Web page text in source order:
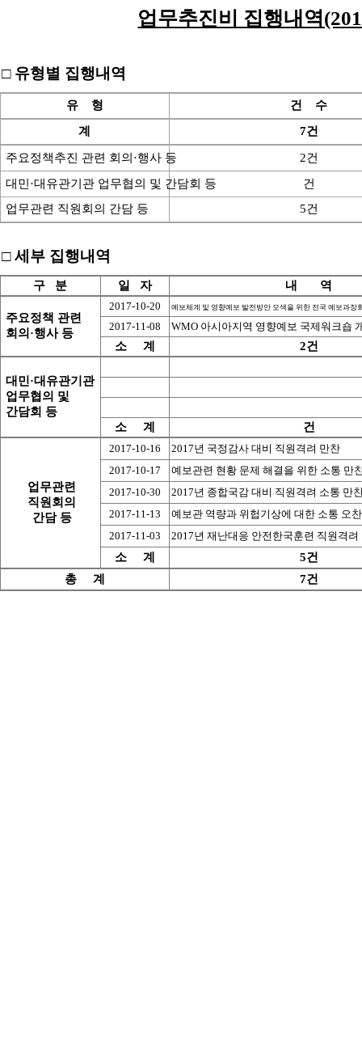
업무추진비 집행내역
□ 유형별 집행내역
유    형
건    수
계
7건
주요정책추진 관련 회의·행사 등
2건
대민·대유관기관 업무협의 및 간담회 등
건
업무관련 직원회의 간담 등
5건
□ 세부 집행내역
구   분 일   자 내       역
주요정책 관련
회의·행사 등
2017-10-20 예보체계 및 영향예보 발전방안 모색을 위한 전국 예보과장
2017-11-08 WMO 아시아지역 영향예보 국제워크숍
소     계 2건
대민·대유관기관
업무협의 및
간담회 등
소     계
건
업무관련
직원회의
간담 등
2017-10-16
2017년 국정감사 대비 직원격려 만찬
2017-10-17
예보관련 현황 문제 해결을 위한 소통 만
2017-10-30
2017년 종합국감 대비 직원격려 소통 만
2017-11-13
예보관 역량과 위헙기상에 대한 소통 오찬
2017-11-03
2017년 재난대응 안전한국훈련 직원격려
소     계
5건
총     계
7건